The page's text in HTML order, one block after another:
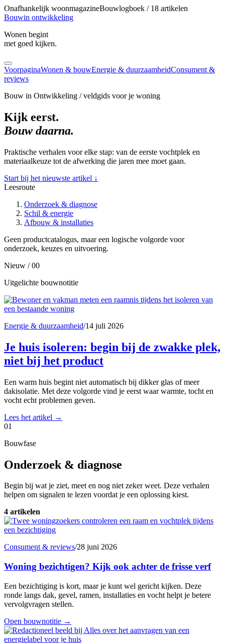
Onafhankelijk woonmagazineBouwlogboek / 18 artikelen
Bouwin ontwikkeling
Wonen begint
met goed kijken.
VoorpaginaWonen & bouwEnergie & duurzaamheidConsument &
reviews
Bouw in Ontwikkeling / veldgids voor je woning
Kijk eerst.
Bouw daarna.
Praktische verhalen voor elke stap: van de eerste vochtplek en
materiaalkeuze tot de afwerking die jaren mee moet gaan.
Start bij het nieuwste artikel ↓
Leesroute
Onderzoek & diagnose
Schil & energie
Afbouw & installaties
Geen productcatalogus, maar een logische volgorde voor
onderzoek, keuzes en uitvoering.
Nieuw / 00
Uitgelichte bouwnotitie
Energie & duurzaamheid/14 juli 2026
Je huis isoleren: begin bij de zwakke plek,
niet bij het product
Een warm huis begint niet automatisch bij dikker glas of meer
dakisolatie. Met deze volgorde vind je eerst waar warmte, tocht en
vocht echt problemen geven.
Lees het artikel →
01
Bouwfase
Onderzoek & diagnose
Begin bij wat je ziet, meet en nog niet zeker weet. Deze verhalen
helpen om signalen te lezen voordat je een oplossing kiest.
4 artikelen
Consument & reviews/28 juni 2026
Woning bezichtigen? Kijk ook achter de frisse verf
Een bezichtiging is kort, maar je kunt wel gericht kijken. Deze
ronde langs dak, gevel, ramen, installaties en vocht helpt je betere
vervolgvragen stellen.
Open bouwnotitie →